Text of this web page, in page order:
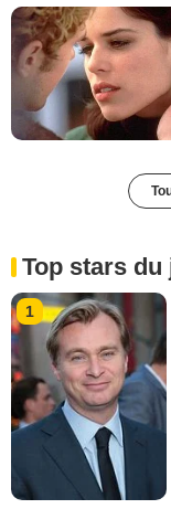
Top stars du
1